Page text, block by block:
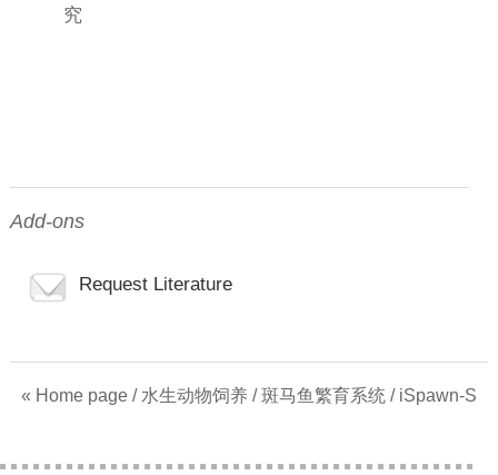
究
Add-ons
Request Literature
« Home page / 水生动物饲养 /斑马鱼繁育系统 / iSpawn-S